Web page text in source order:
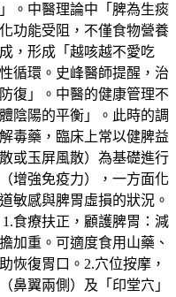
。中醫理論中「脾為生痰
功能受阻，不僅食物營養
，形成「越咳越不愛吃
循環。史峰醫師提醒，治
復」。中醫的健康管理不
陰陽的平衡」。此時的調
毒藥，臨床上常以健脾益
或玉屏風散）為基礎進行
增強免疫力），一方面化
敏感與脾胃虛損的狀況。
食療扶正，顧護脾胃：減
加重。可適度食用山藥、
恢復胃口。2.穴位按摩，
鼻翼兩側）及「印堂穴」